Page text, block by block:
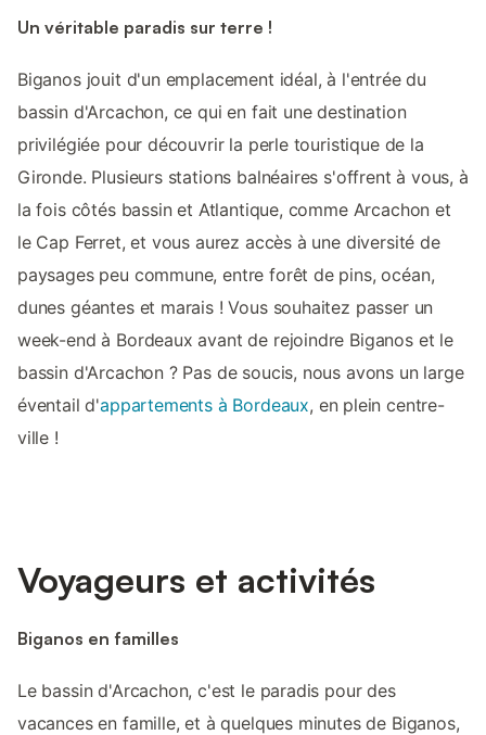
Un véritable paradis sur terre !
Biganos jouit d'un emplacement idéal, à l'entrée du
bassin d'Arcachon, ce qui en fait une destination
privilégiée pour découvrir la perle touristique de la
Gironde. Plusieurs stations balnéaires s'offrent à vous, à
la fois côtés bassin et Atlantique, comme Arcachon et
le Cap Ferret, et vous aurez accès à une diversité de
paysages peu commune, entre forêt de pins, océan,
dunes géantes et marais ! Vous souhaitez passer un
week-end à Bordeaux avant de rejoindre Biganos et le
bassin d'Arcachon ? Pas de soucis, nous avons un large
éventail d'appartements à Bordeaux, en plein centre-
ville !
Voyageurs et activités
Biganos en familles
Le bassin d'Arcachon, c'est le paradis pour des
vacances en famille, et à quelques minutes de Biganos,